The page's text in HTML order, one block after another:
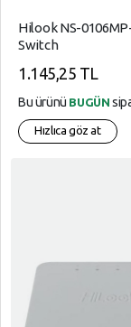
Hilook NS-
Switch
1.145,25 TL
Bu ürünü BUGÜN
Hızlıca göz at